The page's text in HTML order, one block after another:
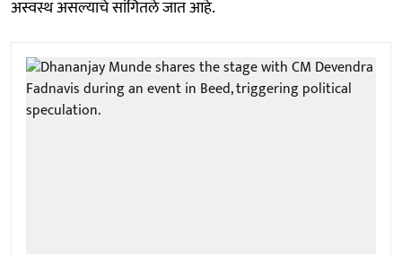
अस्वस्थ असल्याचे सांगितले जात आहे.